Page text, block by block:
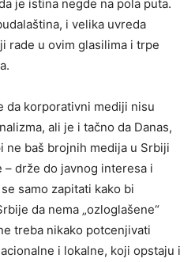
je istina negde na pola puta.
i velika uvreda
rade u ovim glasilima i trpe
da korporativni mediji nisu
ali je i tačno da Danas,
ne baš brojnih medija u Srbiji
– drže do javnog interesa i
samo zapitati kako bi
da nema „ozloglašene“
treba nikako potcenjivati
i lokalne, koji opstaju i